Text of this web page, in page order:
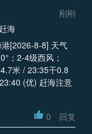
刚刚
海
[2026-8-8] 天气
；2-4级西风；
米 / 23:35干0.8
(优) 赶海注意
0 回复